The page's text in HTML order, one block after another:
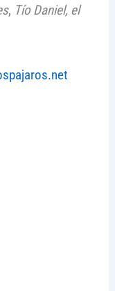
, Tío Daniel, el